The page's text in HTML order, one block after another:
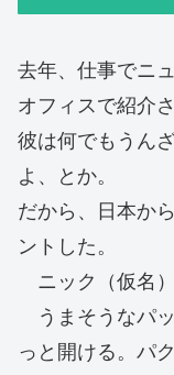
去年、仕事でニ
オフィスで紹介
彼は何でもうん
よ、とか。
だから、日本か
ントした。
ニック（仮名）
うまそうなパ
っと開ける。パ